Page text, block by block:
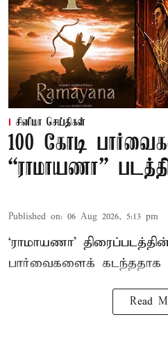
சினிமா செய்திகள்
100 கோடி
“ராமாயணா”
Published on: 06 Aug 2026, 5:13 pm
‘ராமாயணா’
பார்வைகளைக் கடந்ததாக
Read